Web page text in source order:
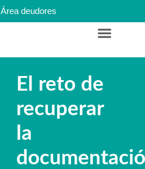
Área deudores
El reto de
recuperar
la